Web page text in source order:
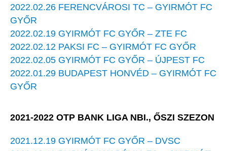
2022.02.26 FERENCVÁROSI TC – GYIRMÓT FC
GYŐR
2022.02.19 GYIRMÓT FC GYŐR – ZTE FC
2022.02.12 PAKSI FC – GYIRMÓT FC GYŐR
2022.02.05 GYIRMÓT FC GYŐR – ÚJPEST FC
2022.01.29 BUDAPEST HONVÉD – GYIRMÓT FC
GYŐR
2021-2022 OTP BANK LIGA NBI., ŐSZI SZEZON
2021.12.19 GYIRMÓT FC GYŐR – DVSC